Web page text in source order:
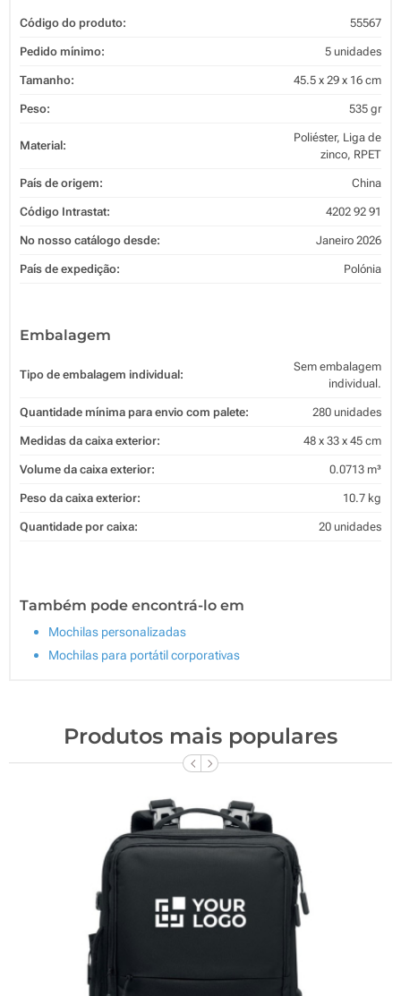
Código do produto: 55567
Pedido mínimo: 5 unidades
Tamanho: 45.5 x 29 x 16 cm
Peso: 535 gr
Material:
Poliéster, Liga de
zinco, RPET
País de origem: China
Código Intrastat: 4202 92 91
No nosso catálogo desde: Janeiro 2026
País de expedição: Polónia
Embalagem
Tipo de embalagem individual:
Sem embalagem
individual.
Quantidade mínima para envio com palete: 280 unidades
Medidas da caixa exterior: 48 x 33 x 45 cm
Volume da caixa exterior: 0.0713 m³
Peso da caixa exterior: 10.7 kg
Quantidade por caixa: 20 unidades
Também pode encontrá-lo em
Mochilas personalizadas
Mochilas para portátil corporativas
Produtos mais populares